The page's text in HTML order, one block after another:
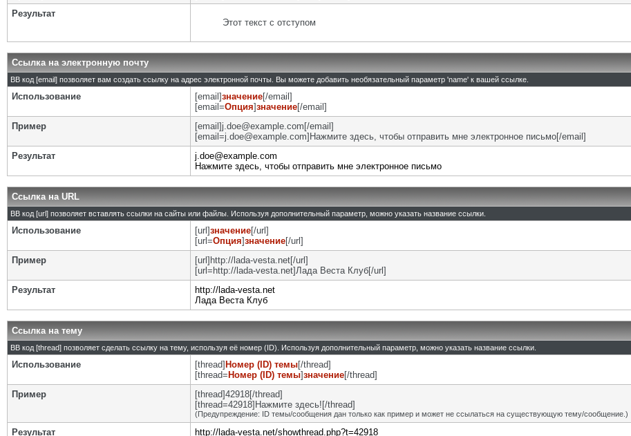
Результат
Этот текст с отступом
Ссылка на электронную почту
BB код [email] позволяет вам создать ссылку на адрес электронной почты. Вы можете добавить необязательный параметр 'name' к вашей ссылке.
Использование [email]значение[/email]
[email=Опция]значение[/email]
Пример
[email]j.doe@example.com[/email]
[email=j.doe@example.com]Нажмите здесь, чтобы отправить мне электронное письмо[/email]
Результат
j.doe@example.com
Нажмите здесь, чтобы отправить мне электронное письмо
Ссылка на URL
BB код [url] позволяет вставлять ссылки на сайты или файлы. Используя дополнительный параметр, можно указать название ссылки.
Использование [url]значение[/url]
[url=Опция]значение[/url]
Пример
[url]http://lada-vesta.net[/url]
[url=http://lada-vesta.net]Лада Веста Клуб[/url]
Результат
http://lada-vesta.net
Лада Веста Клуб
Ссылка на тему
BB код [thread] позволяет сделать ссылку на тему, используя её номер (ID). Используя дополнительный параметр, можно указать название ссылки.
Использование [thread] Номер (ID) темы[/thread]
[thread= Номер (ID) темы]значение[/thread]
Пример
[thread]42918[/thread]
[thread=42918]Нажмите здесь![/thread]
(Предупреждение: ID темы/сообщения дан только как пример и может не ссылаться на существующую тему/сообщение.)
Результат
http://lada-vesta.net/showthread.php?t=42918